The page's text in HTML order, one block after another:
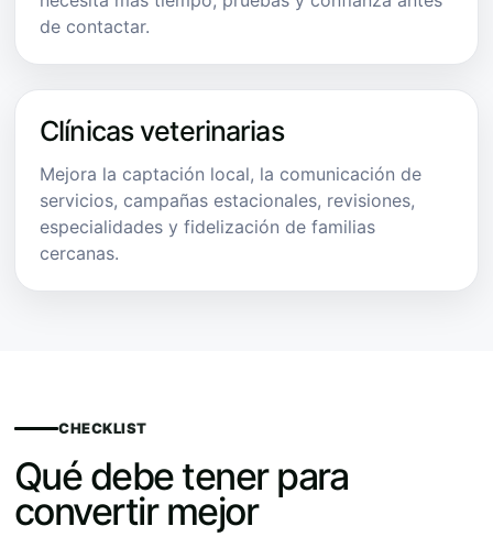
de contactar.
Clínicas veterinarias
Mejora la captación local, la comunicación de
servicios, campañas estacionales, revisiones,
especialidades y fidelización de familias
cercanas.
CHECKLIST
Qué debe tener para
convertir mejor